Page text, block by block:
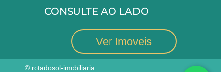
CONSULTE AO LADO
Ver Imoveis
© rotadosol-imobiliaria